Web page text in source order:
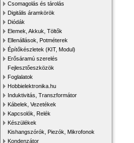
Csomagolás és tárolás
Digitális áramkörök
Diódák
Elemek, Akkuk, Töltők
Ellenállások, Potméterek
Építőkészletek (KIT, Modul)
Erősáramú szerelés
Fejlesztőeszközök
Foglalatok
Hobbielektronika.hu
Induktivitás, Transzformátor
Kábelek, Vezetékek
Kapcsolók, Relék
Készülékek
Kishangszórók, Piezók, Mikrofonok
Kondenzátor